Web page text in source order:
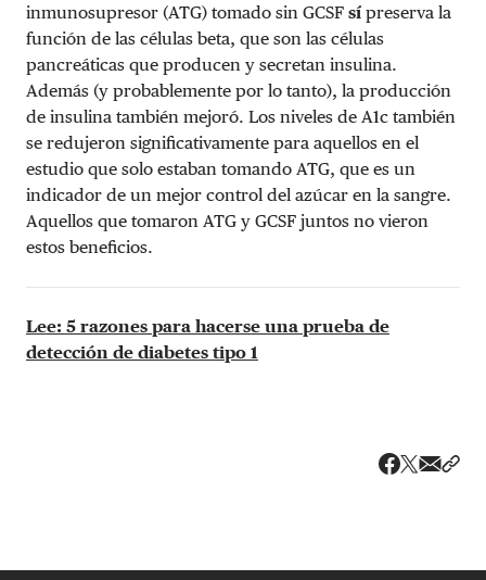
inmunosupresor (ATG) tomado sin GCSF sí preserva la
función de las células beta, que son las células
pancreáticas que producen y secretan insulina.
Además (y probablemente por lo tanto), la producción
de insulina también mejoró. Los niveles de A1c también
se redujeron significativamente para aquellos en el
estudio que solo estaban tomando ATG, que es un
indicador de un mejor control del azúcar en la sangre.
Aquellos que tomaron ATG y GCSF juntos no vieron
estos beneficios.
Lee: 5 razones para hacerse una prueba de
detección de diabetes tipo 1